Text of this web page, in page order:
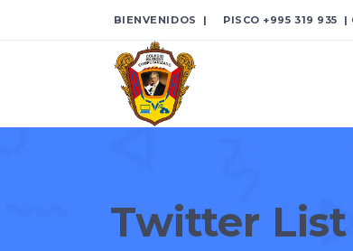
BIENVENIDOS | PISCO +995 319 935 |
Twitter List